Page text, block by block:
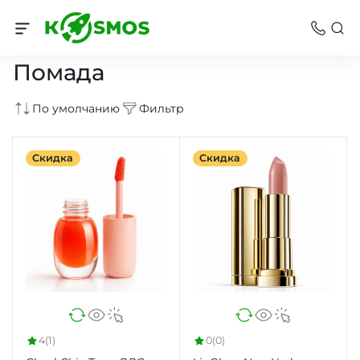
Для губ
Помада
По умолчанию Фильтр
Скидка
4(1)
Скидка
0(0)